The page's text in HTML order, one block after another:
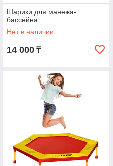
Шарики для манежа-
бассейна
Нет в наличии
14 000 ₸